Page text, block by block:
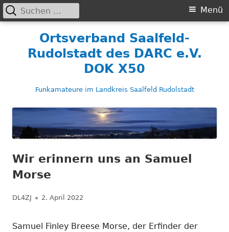
Ortsverband Saalfeld-
Rudolstadt des DARC e.V.
DOK X50
Funkamateure im Landkreis Saalfeld Rudolstadt
Primäres
Menü
Suchen
nach:
Wir erinnern uns an Samuel
Morse
Autor
DL4ZJ Veröffentlicht
2. April 2022
Samuel Finley Breese Morse, der Erfinder der